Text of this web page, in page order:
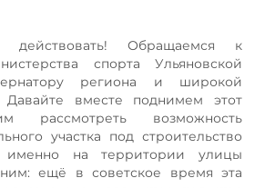
Обращаемся к
спорта Ульяновской
региона и широкой
Давайте вместе поднимем этот
рассмотреть возможность
участка под строительство
именно на территории улицы
ещё в советское время эта